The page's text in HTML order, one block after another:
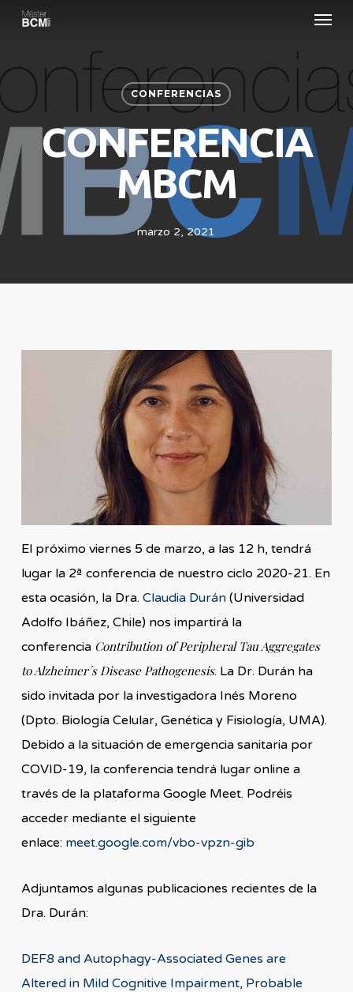
Skip
content
Menu
CONFERENCIAS
CONFERENCIA
MBCM
marzo 2, 2021
El próximo viernes 5 de marzo, a las 12 h, tendrá
lugar la 2ª conferencia de nuestro ciclo 2020-21. En
esta ocasión, la Dra. Claudia Durán(Universidad
Adolfo Ibáñez, Chile) nos impartirá la
conferencia Contribution of Peripheral Tau Aggregates
to Alzheimer´s Disease Pathogenesis. La Dr. Durán ha
sido invitada por la investigadora Inés Moreno
(Dpto. Biología Celular, Genética y Fisiología, UMA).
Debido a la situación de emergencia sanitaria por
COVID-19, la conferencia tendrá lugar online a
través de la plataforma Google Meet. Podréis
acceder mediante el siguiente
enlace: meet.google.com/vbo-vpzn-gib
Adjuntamos algunas publicaciones recientes de la
Dra. Durán:
DEF8 and Autophagy-Associated Genes are
Altered in Mild Cognitive Impairment, Probable